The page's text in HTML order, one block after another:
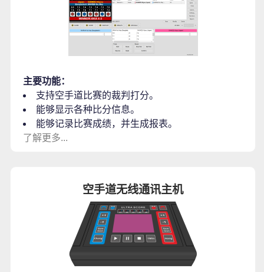
主要功能：
支持空手道比赛的裁判打分。
能够显示各种比分信息。
能够记录比赛成绩，并生成报表。
了解更多...
空手道无线通讯主机